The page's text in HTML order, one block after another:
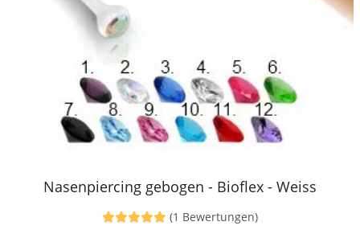
Nasenpiercing gebogen - Bioflex - Weiss
(1 Bewertungen)